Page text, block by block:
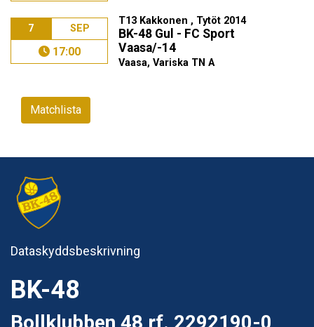
7 SEP
17:00
T13 Kakkonen , Tytöt 2014
BK-48 Gul - FC Sport
Vaasa/-14
Vaasa, Variska TN A
Matchlista
Dataskyddsbeskrivning
BK-48